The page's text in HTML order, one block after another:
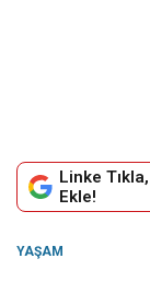
Linke
Ekle!
YAŞAM